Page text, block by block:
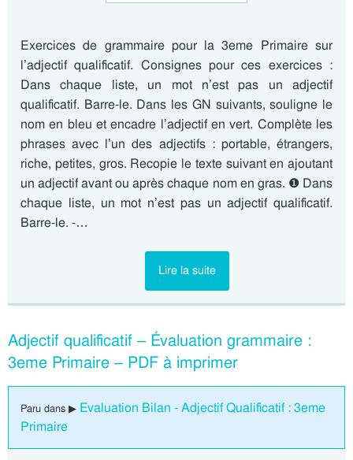
Exercices de grammaire pour la 3eme Primaire sur
l’adjectif qualificatif. Consignes pour ces exercices :
Dans chaque liste, un mot n’est pas un adjectif
qualificatif. Barre-le. Dans les GN suivants, souligne le
nom en bleu et encadre l’adjectif en vert. Complète les
phrases avec l’un des adjectifs : portable, étrangers,
riche, petites, gros. Recopie le texte suivant en ajoutant
un adjectif avant ou après chaque nom en gras. ❶ Dans
chaque liste, un mot n’est pas un adjectif qualificatif.
Barre-le. -…
Lire la suite
Adjectif qualificatif – Évaluation grammaire :
3eme Primaire – PDF à imprimer
Paru dans ▶ Evaluation Bilan - Adjectif Qualificatif : 3eme
Primaire